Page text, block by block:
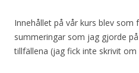
Innehållet på vår kurs blev som
summeringar som jag gjorde
tillfällena (jag fick inte skrivit